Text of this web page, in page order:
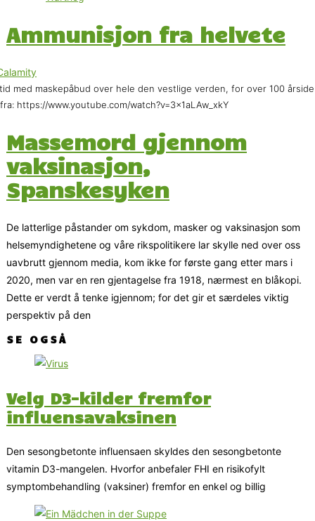
Ammunisjon fra helvete
med maskepåbud over hele den vestlige verden, for over 100
https://www.youtube.com/watch?v=3x1aLAw_xkY
Massemord gjennom
vaksinasjon,
Spanskesyken
De latterlige påstander om sykdom, masker og vaksinasjon som
helsemyndighetene og våre rikspolitikere lar skylle ned over oss
uavbrutt gjennom media, kom ikke for første gang etter mars i
2020, men var en ren gjentagelse fra 1918, nærmest en blåkopi.
Dette er verdt å tenke igjennom; for det gir et særdeles viktig
perspektiv på den
SE OGSÅ
Velg D3-kilder fremfor
influensavaksinen
Den sesongbetonte influensaen skyldes den sesongbetonte
vitamin D3-mangelen. Hvorfor anbefaler FHI en risikofylt
symptombehandling (vaksiner) fremfor en enkel og billig